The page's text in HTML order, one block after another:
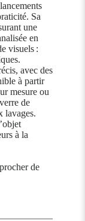
Sa
une
en
visuels :
avec des
à partir
mesure ou
de
lavages.
à la
de